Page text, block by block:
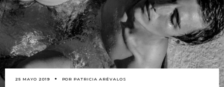
25 MAYO 2019 POR PATRICIA ARÉVALOS